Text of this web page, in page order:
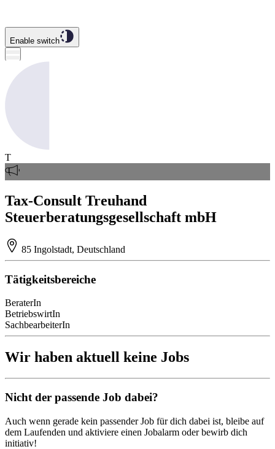
Enable switch
T
Tax-Consult Treuhand
Steuerberatungsgesellschaft mbH
85 Ingolstadt, Deutschland
Tätigkeitsbereiche
BeraterIn
BetriebswirtIn
SachbearbeiterIn
Wir haben aktuell keine Jobs
Nicht der passende Job dabei?
Auch wenn gerade kein passender Job für dich dabei ist, bleibe auf
dem Laufenden und aktiviere einen Jobalarm oder bewirb dich
initiativ!